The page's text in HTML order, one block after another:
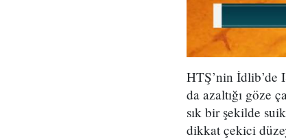
HTŞ’nin İdlib’de
da azaltığı göze
sık bir şekilde
dikkat çekici